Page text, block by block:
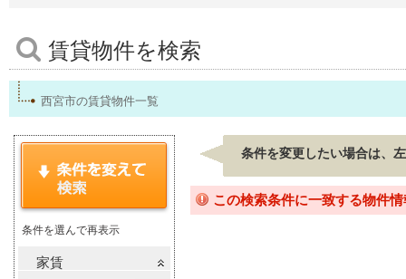
賃貸物件を検索
西宮市の賃貸物件一覧
条件を選んで再表示
家賃
条件を変更したい場合は、
この検索条件に一致する物件